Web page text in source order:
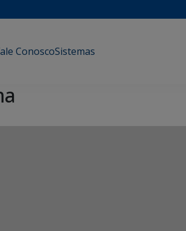
ConoscoSistemas